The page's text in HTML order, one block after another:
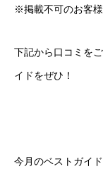
※掲載不可のお客様
下記から口コミを
イドをぜひ！
今月のベストガイ